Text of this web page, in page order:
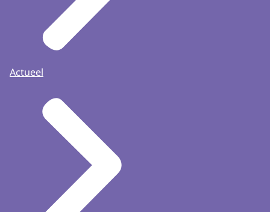
Actueel